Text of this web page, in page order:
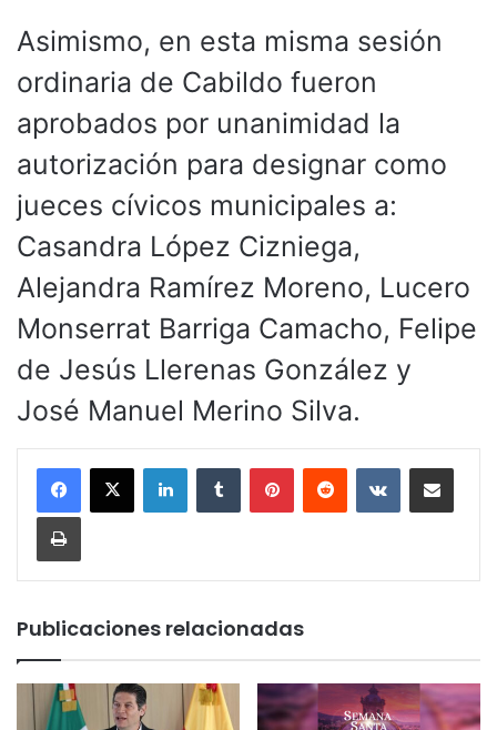
Asimismo, en esta misma sesión
ordinaria de Cabildo fueron
aprobados por unanimidad la
autorización para designar como
jueces cívicos municipales a:
Casandra López Cizniega,
Alejandra Ramírez Moreno, Lucero
Monserrat Barriga Camacho, Felipe
de Jesús Llerenas González y
José Manuel Merino Silva.
LinkedInTumblr PinterestReddit VKontakteCompartir por
Imprimir
Publicaciones relacionadas